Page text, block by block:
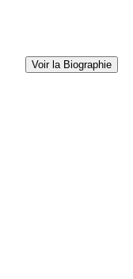
Voir la Biographie